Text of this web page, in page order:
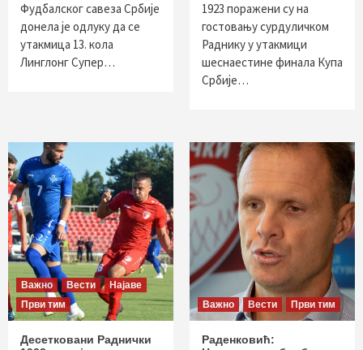
Фудбалског савеза Србије
донела је одлуку да се
утакмица 13. кола
Линглонг Супер…
1923 поражени су на
гостовању сурдуличком
Раднику у утакмици
шеснаестине финала Купа
Србије…
Важно Вести
Најаве
Први тим
Десетковани Раднички
Важно Вести Први тим
Раденковић: